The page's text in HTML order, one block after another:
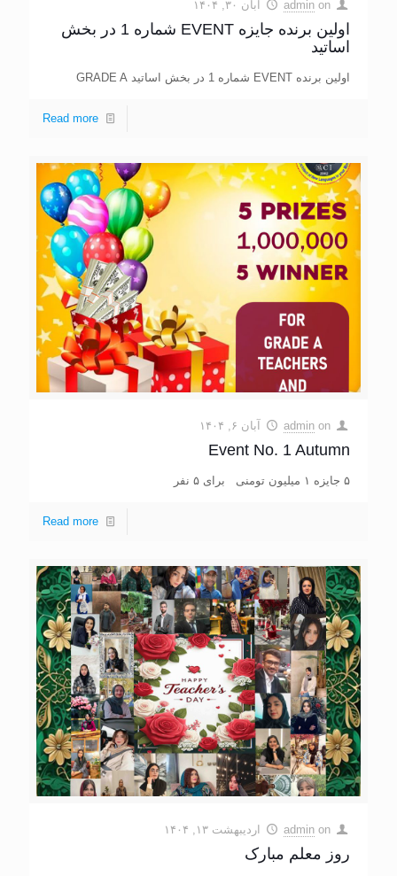
admin on آبان ۳۰, ۱۴۰۴
اولین برنده جایزه EVENT شماره 1 در بخش
اساتید
اولین برنده EVENT شماره 1 در بخش اساتید GRADE A
Read more
admin on آبان ۶, ۱۴۰۴
Event No. 1 Autumn
۵ جایزه ۱ میلیون تومنی برای ۵ نفر
Read more
admin on اردیبهشت ۱۳, ۱۴۰۴
روز معلم مبارک